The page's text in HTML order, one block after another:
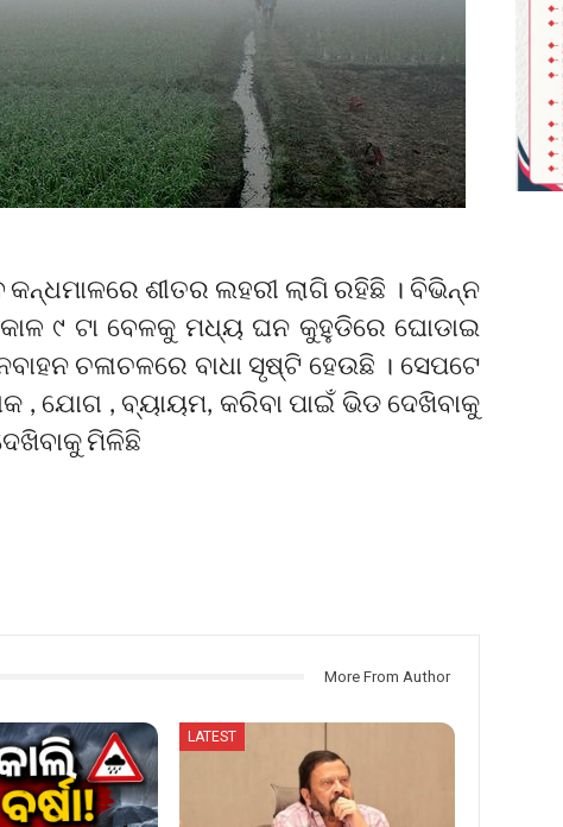
ଶୀତର ଲହରୀ ଲାଗି ରହିଛି । ବିଭିନ୍ନ
୯ ଟା ବେଳକୁ ମଧ୍ୟ ଘନ କୁହୁଡିରେ ଘୋଡାଇ
ଚଳାଚଳରେ ବାଧା ସୃଷ୍ଟି ହେଉଛି । ସେପଟେ
, ଯୋଗ , ବ୍ୟାୟମ, କରିବା ପାଇଁ ଭିଡ ଦେଖିବାକୁ
ମିଳିଛି
More From Author
LATEST